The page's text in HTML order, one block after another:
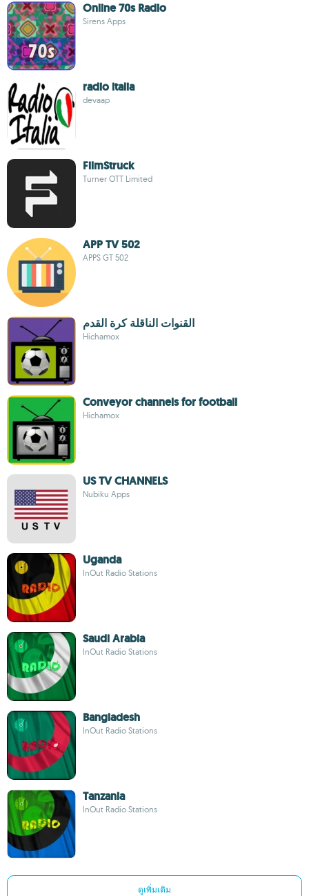
Online 70s Radio
Sirens Apps
radio italia
devaap
FilmStruck
Turner OTT Limited
APP TV 502
APPS GT 502
القنوات الناقلة كرة القدم
Hichamox
Conveyor channels for football
Hichamox
US TV CHANNELS
Nubiku Apps
Uganda
InOut Radio Stations
Saudi Arabia
InOut Radio Stations
Bangladesh
InOut Radio Stations
Tanzania
InOut Radio Stations
ดูเพิ่มเติม